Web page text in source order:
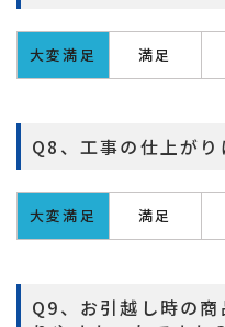
大変満足 満足
Q8、工事の仕上が
大変満足 満足
Q9、お引越し時の